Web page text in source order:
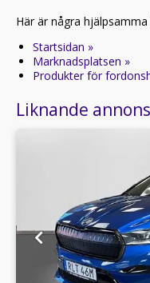
Här är några
Startsidan »
Marknadsplatsen »
Produkter för
Liknande